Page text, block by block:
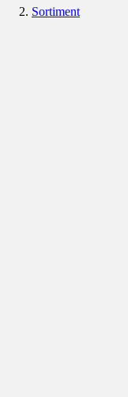
Sortiment